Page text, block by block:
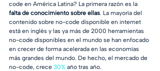
code en América Latina? La primera razón es la
falta de conocimiento sobre ellas. La mayoría del
contenido sobre no-code disponible en internet
está en inglés y las ya más de 2000 herramientas
no-code disponibles en el mundo se han enfocado
en crecer de forma acelerada en las economías
más grandes del mundo. De hecho, el mercado de
no-code, crece 30% año tras año.